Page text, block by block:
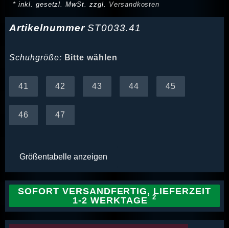
* inkl. gesetzl. MwSt. zzgl. Versandkosten
ArtikelnummerST0033.41
Schuhgröße: Bitte wählen
41 42 43 44 45
46 47
Größentabelle anzeigen
SOFORT VERSANDFERTIG, LIEFERZEIT
1-2 WERKTAGE